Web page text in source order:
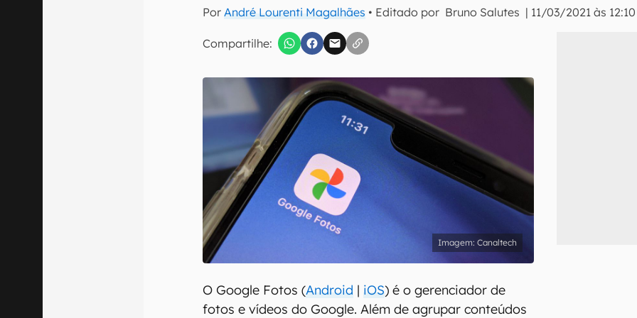
PorAndré Lourenti Magalhães • Editado por Bruno Salutes | 11/03/2021 às 12:10
Compartilhe:
Confirmo que li, aceito e concordo com os Termos de Uso e Política de Privacidade do
Canaltech
O Google Fotos (Android | iOS) é o gerenciador de
fotos e vídeos do Google. Além de agrupar conteúdos